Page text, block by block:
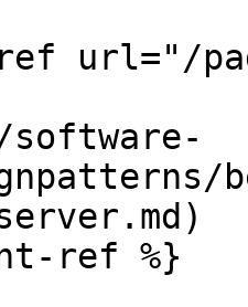
url="/
software-
ref %}